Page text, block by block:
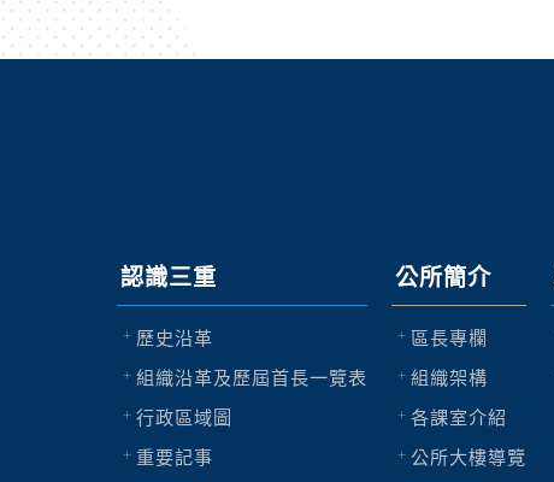
認識三重
歷史沿革
組織沿革及歷屆首長一覽表
行政區域圖
重要記事
公所簡介
區長專欄
組織架構
各課室介紹
公所大樓導覽